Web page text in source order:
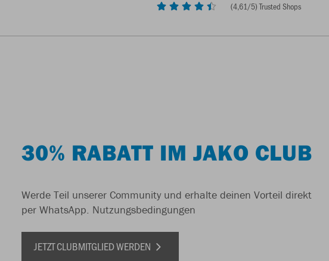
(4,61/5) Trusted Shops
30% RABATT IM JAKO CLUB
Werde Teil unserer Community und erhalte deinen Vorteil direkt
per WhatsApp. Nutzungsbedingungen
JETZT CLUBMITGLIED WERDEN